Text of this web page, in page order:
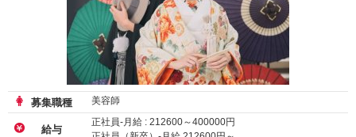
募集職種 美容師
給与
正社員-月給 : 212600～400000円